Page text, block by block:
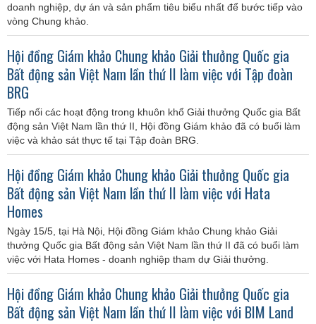
doanh nghiệp, dự án và sản phẩm tiêu biểu nhất để bước tiếp vào
vòng Chung khảo.
Hội đồng Giám khảo Chung khảo Giải thưởng Quốc gia
Bất động sản Việt Nam lần thứ II làm việc với Tập đoàn
BRG
Tiếp nối các hoạt động trong khuôn khổ Giải thưởng Quốc gia Bất
động sản Việt Nam lần thứ II, Hội đồng Giám khảo đã có buổi làm
việc và khảo sát thực tế tại Tập đoàn BRG.
Hội đồng Giám khảo Chung khảo Giải thưởng Quốc gia
Bất động sản Việt Nam lần thứ II làm việc với Hata
Homes
Ngày 15/5, tại Hà Nội, Hội đồng Giám khảo Chung khảo Giải
thưởng Quốc gia Bất động sản Việt Nam lần thứ II đã có buổi làm
việc với Hata Homes - doanh nghiệp tham dự Giải thưởng.
Hội đồng Giám khảo Chung khảo Giải thưởng Quốc gia
Bất động sản Việt Nam lần thứ II làm việc với BIM Land